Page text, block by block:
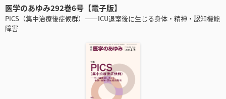
医学のあゆみ292巻6号【電子版】
PICS（集中治療後症候群）――ICU退室後に生じる身体・精神・認知機能
障害